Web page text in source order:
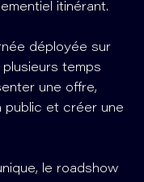
itinérant.
déployée sur
plusieurs temps
une offre,
public et créer une
le roadshow